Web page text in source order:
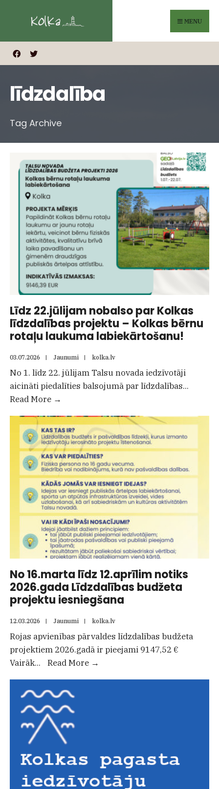
MENU
līdzdalība
Tag Archive
Līdz 22.jūlijam nobalso par Kolkas
līdzdalības projektu – Kolkas bērnu
rotaļu laukuma labiekārtošanu!
03.07.2026 | Jaunumi | kolka.lv
No 1. līdz 22. jūlijam Talsu novada iedzīvotāji
aicināti piedalīties balsojumā par līdzdalības...
Read More →
nobalso
par
Kolkas
līdzdalības
projektu
–
Kolkas
bērnu
rotaļu
laukuma
labiekārtošanu!
No 16.marta līdz 12.aprīlim notiks
2026.gada Līdzdalības budžeta
projektu iesniegšana
12.03.2026 | Jaunumi | kolka.lv
Rojas apvienības pārvaldes līdzdalības budžeta
projektiem 2026.gadā ir pieejami 9147,52 €
Vairāk... Read More →
budžeta
projektu
iesniegšana
for: